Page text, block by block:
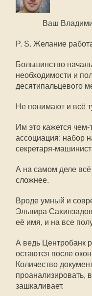
Ваш
P. S. Желание
Большинство
необходимости и
десятипальцевого
Не понимают и всё
Им это кажется
ассоциация: набор
секретаря-
А на самом деле всё
сложнее.
Вроде умный и
Эльвира
её имя, и на все
А ведь Центробанк
остаются после
Количество
проанализировать,
зашкаливает.